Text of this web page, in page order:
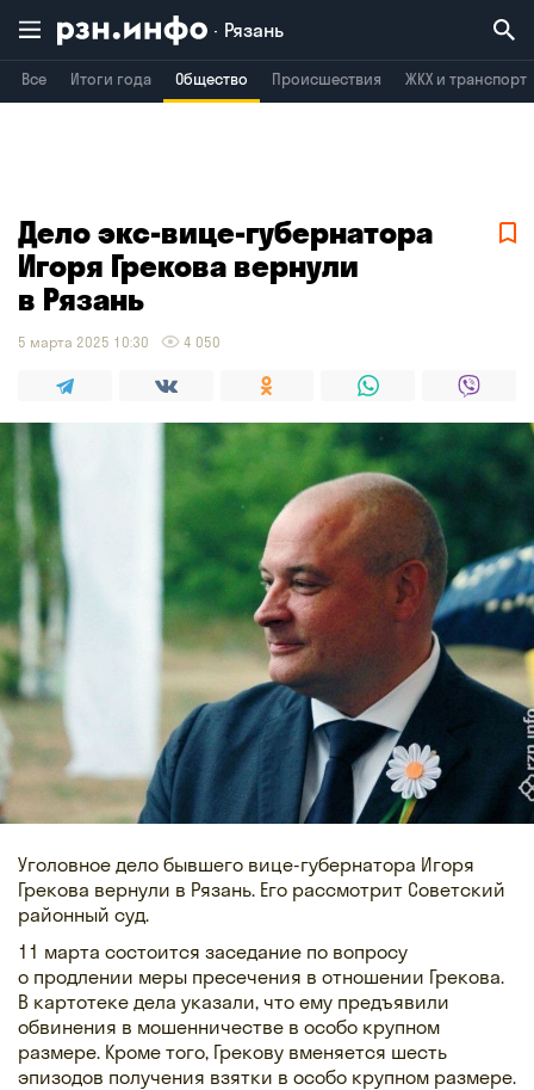
Рязань
Все Итоги года Общество Происшествия ЖКХ и транспорт
Воронеж Брянск
Дело экс-вице-губернатора
Игоря Грекова вернули
в Рязань
5 марта 2025 10:30 4 050
Уголовное дело бывшего вице-губернатора Игоря
Грекова вернули в Рязань. Его рассмотрит Советский
районный суд.
11 марта состоится заседание по вопросу
о продлении меры пресечения в отношении Грекова.
В картотеке дела указали, что ему предъявили
обвинения в мошенничестве в особо крупном
размере. Кроме того, Грекову вменяется шесть
эпизодов получения взятки в особо крупном размере.